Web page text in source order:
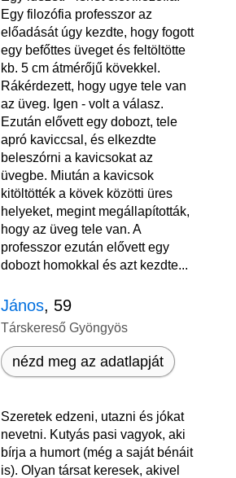
Egy filozófia professzor az
előadását úgy kezdte, hogy fogott
egy befőttes üveget és feltöltötte
kb. 5 cm átmérőjű kövekkel.
Rákérdezett, hogy ugye tele van
az üveg. Igen - volt a válasz.
Ezután elővett egy dobozt, tele
apró kaviccsal, és elkezdte
beleszórni a kavicsokat az
üvegbe. Miután a kavicsok
kitöltötték a kövek közötti üres
helyeket, megint megállapították,
hogy az üveg tele van. A
professzor ezután elővett egy
dobozt homokkal és azt kezdte...
János, 59
Társkereső Gyöngyös
nézd meg az adatlapját
Szeretek edzeni, utazni és jókat
nevetni. Kutyás pasi vagyok, aki
bírja a humort (még a saját bénáit
is). Olyan társat keresek, akivel